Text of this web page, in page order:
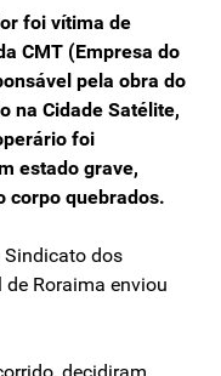
foi vítima de
CMT (Empresa do
pela obra do
na Cidade Satélite,
foi
estado grave,
corpo quebrados.
Sindicato dos
Roraima enviou